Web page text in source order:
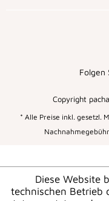
* Alle Preise inkl. gesetzl.
Copyright
Folgen
Diese Website
technischen Betrieb